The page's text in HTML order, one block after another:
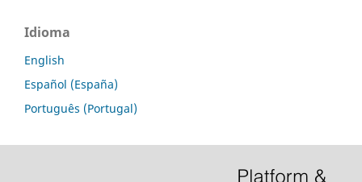
Idioma
English
Español (España)
Português (Portugal)